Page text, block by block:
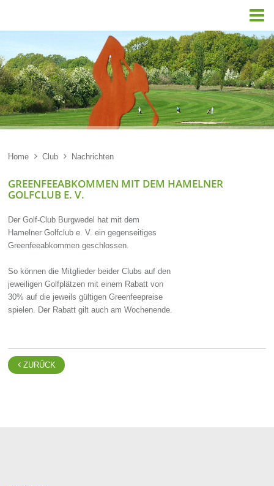

Home  Club  Nachrichten
GREENFEEABKOMMEN MIT DEM HAMELNER
GOLFCLUB E. V.
Der Golf-Club Burgwedel hat mit dem
Hamelner Golfclub e. V. ein gegenseitiges
Greenfeeabkommen geschlossen.
So können die Mitglieder beider Clubs auf den
jeweiligen Golfplätzen mit einem Rabatt von
30% auf die jeweils gültigen Greenfeepreise
spielen. Der Rabatt gilt auch am Wochenende.
ZURÜCK